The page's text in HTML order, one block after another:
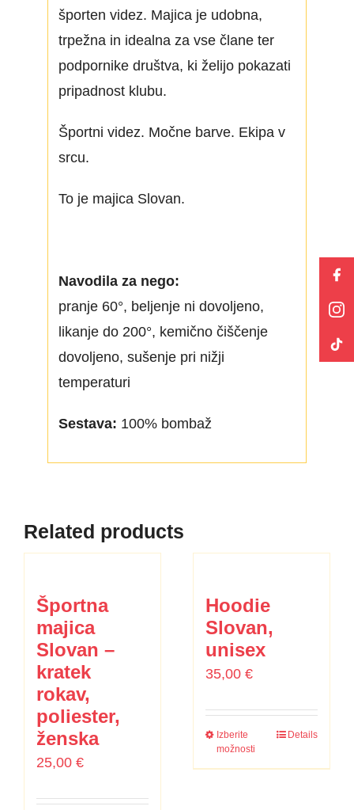
športen videz. Majica je udobna,
trpežna in idealna za vse člane ter
podpornike društva, ki želijo pokazati
pripadnost klubu.
Športni videz. Močne barve. Ekipa v
srcu.
To je majica Slovan.
Navodila za nego:
pranje 60°, beljenje ni dovoljeno,
likanje do 200°, kemično čiščenje
dovoljeno, sušenje pri nižji
temperaturi
Sestava: 100% bombaž
Related products
Športna
majica
Slovan –
kratek
rokav,
poliester,
ženska
25,00 €
Hoodie
Slovan,
unisex
35,00 €
Izberite
možnosti
Details